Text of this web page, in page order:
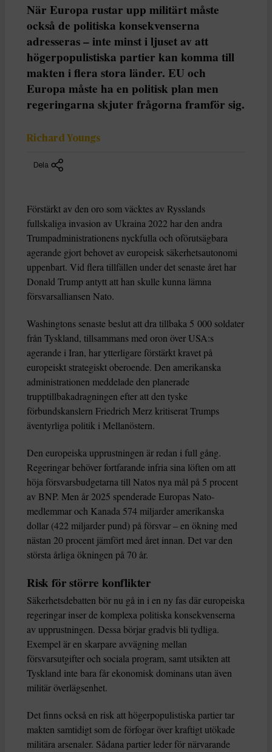
När Europa rustar upp militärt måste
också de politiska konsekvenserna
adresseras – inte minst i ljuset av att
högerpopulistiska partier kan komma till
makten i flera stora länder. EU och
Europa måste ha en politisk plan men
regeringarna skjuter frågorna framför sig.
Richard Youngs
Dela
Förstärkt av den oro som väcktes av Rysslands
fullskaliga invasion av Ukraina 2022 har den andra
Trumpadministrationens nyckfulla och oförutsägbara
agerande gjort behovet av europeisk säkerhetsautonomi
uppenbart. Vid flera tillfällen under det senaste året har
Donald Trump antytt att han skulle kunna lämna
försvarsalliansen Nato.
Washingtons senaste beslut att dra tillbaka 5 000 soldater
från Tyskland, tillsammans med oron över USA:s
agerande i Iran, har ytterligare förstärkt kravet på
europeiskt strategiskt oberoende. Den amerikanska
administrationen meddelade den planerade
trupptillbakadragningen efter att den tyske
förbundskanslern Friedrich Merz kritiserat Trumps
äventyrliga politik i Mellanöstern.
Den europeiska upprustningen är redan i full gång.
Regeringar behöver fortfarande infria sina löften om att
höja försvarsbudgetarna till Natos nya mål på 5 procent
av BNP. Men år 2025 spenderade Europas Nato-
medlemmar och Kanada 574 miljarder amerikanska
dollar (422 miljarder pund) på försvar – en ökning med
nästan 20 procent jämfört med året innan. Det var den
största årliga ökningen på 70 år.
Risk för större konflikter
Säkerhetsdebatten bör nu gå in i en ny fas där europeiska
regeringar inser de komplexa politiska konsekvenserna
av upprustningen. Dessa börjar gradvis bli tydliga.
Exempel är en skarpare avvägning mellan
försvarsutgifter och sociala program, samt utsikten att
Tyskland inte bara får ekonomisk dominans utan även
militär överlägsenhet.
Det finns också en risk att högerpopulistiska partier tar
makten samtidigt som de förfogar över kraftigt utökade
militära arsenaler. Sådana partier leder för närvarande